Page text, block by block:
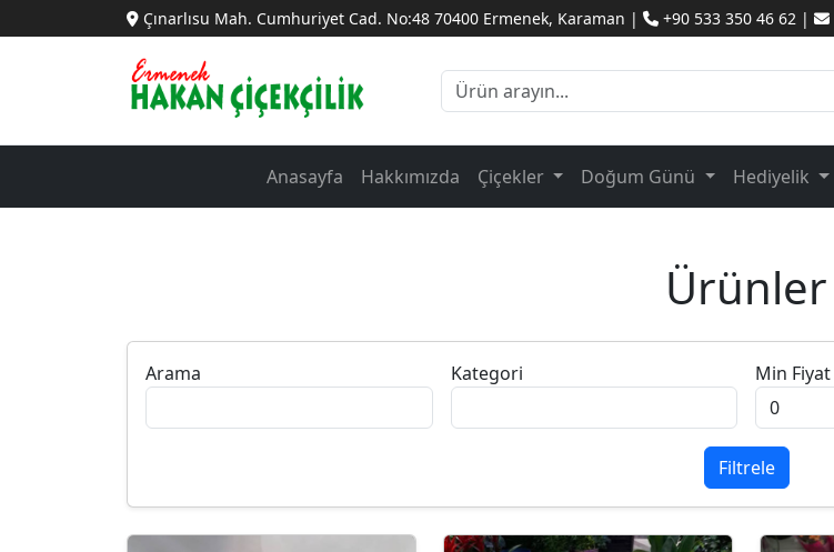
Çınarlısu Mah. Cumhuriyet Cad. No:48 70400 Ermenek, Karaman | +90 533 350 46 62 |
Anasayfa Hakkımızda Çiçekler Doğum Günü Hediyelik
Ürünler
Arama Kategori Min Fiyat
Filtrele